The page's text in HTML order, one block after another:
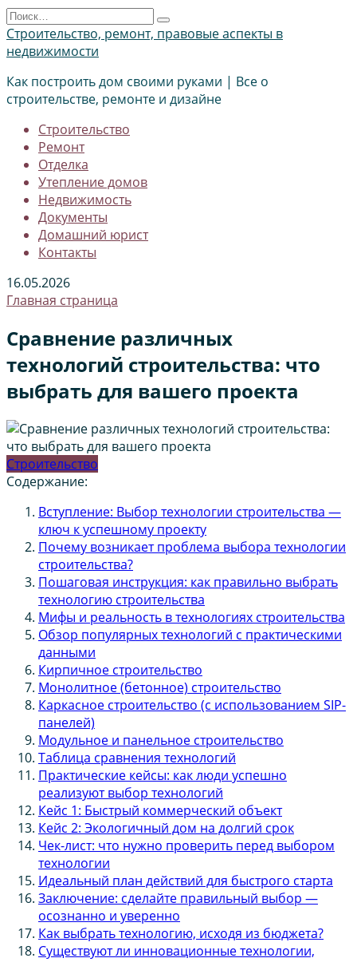
Перейти
к
содержанию
Search
for:
Строительство, ремонт, правовые аспекты в
недвижимости
Как построить дом своими руками | Все о
строительстве, ремонте и дизайне
Строительство
Ремонт
Отделка
Утепление домов
Недвижимость
Документы
Домашний юрист
Контакты
16.05.2026
Главная страница
Сравнение различных
технологий строительства: что
выбрать для вашего проекта
Строительство
Содержание:
Вступление: Выбор технологии строительства —
ключ к успешному проекту
Почему возникает проблема выбора технологии
строительства?
Пошаговая инструкция: как правильно выбрать
технологию строительства
Мифы и реальность в технологиях строительства
Обзор популярных технологий с практическими
данными
Кирпичное строительство
Монолитное (бетонное) строительство
Каркасное строительство (с использованием SIP-
панелей)
Модульное и панельное строительство
Таблица сравнения технологий
Практические кейсы: как люди успешно
реализуют выбор технологий
Кейс 1: Быстрый коммерческий объект
Кейс 2: Экологичный дом на долгий срок
Чек-лист: что нужно проверить перед выбором
технологии
Идеальный план действий для быстрого старта
Заключение: сделайте правильный выбор —
осознанно и уверенно
Как выбрать технологию, исходя из бюджета?
Существуют ли инновационные технологии,